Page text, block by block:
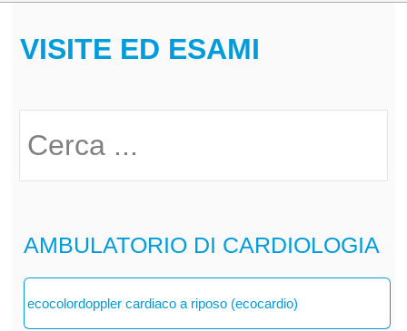
VISITE ED ESAMI
AMBULATORIO DI CARDIOLOGIA
ecocolordoppler cardiaco a riposo (ecocardio)